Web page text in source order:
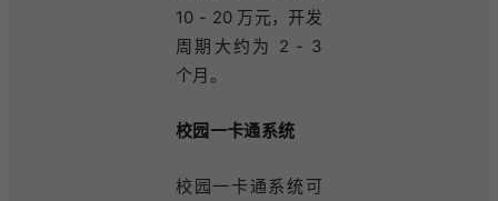
10 - 20 万元，开发
周期大约为 2 - 3
个月。
校园一卡通系统
校园一卡通系统可